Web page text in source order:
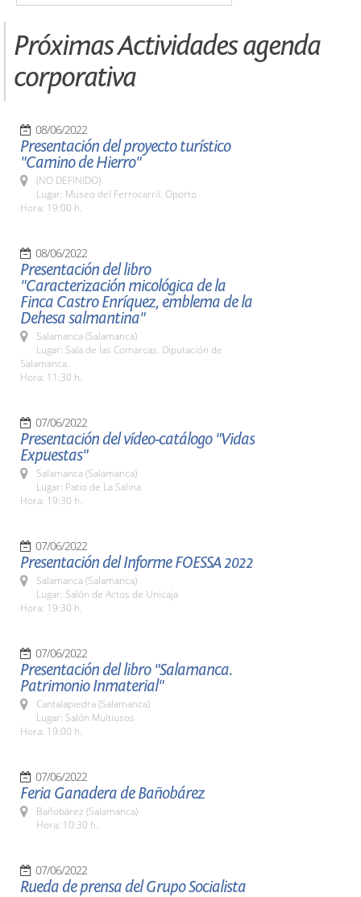
Próximas Actividades agenda
corporativa
08/06/2022
Presentación del proyecto turístico
"Camino de Hierro"
(NO DEFINIDO)
Lugar: Museo del Ferrocarril. Oporto
Hora: 19:00 h.
08/06/2022
Presentación del libro
"Caracterización micológica de la
Finca Castro Enríquez, emblema de la
Dehesa salmantina"
Salamanca (Salamanca)
Lugar: Sala de las Comarcas. Diputación de
Salamanca.
Hora: 11:30 h.
07/06/2022
Presentación del vídeo-catálogo "Vidas
Expuestas"
Salamanca (Salamanca)
Lugar: Patio de La Salina
Hora: 19:30 h.
07/06/2022
Presentación del Informe FOESSA 2022
Salamanca (Salamanca)
Lugar: Salón de Actos de Unicaja
Hora: 19:30 h.
07/06/2022
Presentación del libro "Salamanca.
Patrimonio Inmaterial"
Cantalapiedra (Salamanca)
Lugar: Salón Multiusos
Hora: 19:00 h.
07/06/2022
Feria Ganadera de Bañobárez
Bañobárez (Salamanca)
Hora: 10:30 h.
07/06/2022
Rueda de prensa del Grupo Socialista